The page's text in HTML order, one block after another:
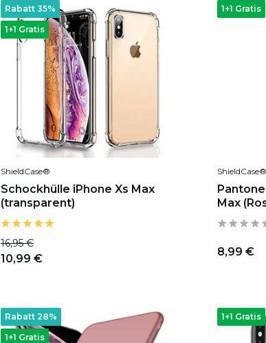
1+1 Gratis
Rabatt 35%
ShieldCase®
Schockhülle iPhone Xs Max
(transparent)
16,95 €
10,99 €
1+1 Gratis
ShieldCase®
Max
8,99 €
1+1 Gratis
Rabatt 28% 1+1 Gratis